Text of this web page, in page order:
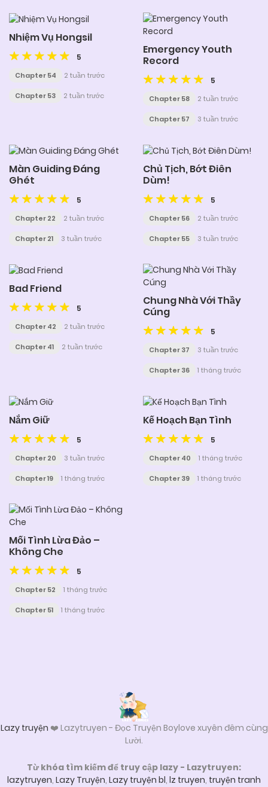
Nhiệm Vụ Hongsil
5
Chapter 54 2 tuần trước
Chapter 53 2 tuần trước
Emergency Youth
Record
5
Chapter 58 2 tuần trước
Chapter 57 3 tuần trước
Màn Guiding Đáng
Ghét
5
Chapter 22 2 tuần trước
Chapter 21 3 tuần trước
Chủ Tịch, Bớt Điên
Dùm!
5
Chapter 56 2 tuần trước
Chapter 55 3 tuần trước
Bad Friend
5
Chapter 42 2 tuần trước
Chapter 41 2 tuần trước
Chung Nhà Với Thầy
Cúng
5
Chapter 37 3 tuần trước
Chapter 36 1 tháng trước
Nắm Giữ
5
Chapter 20 3 tuần trước
Chapter 19 1 tháng trước
Kế Hoạch Bạn Tình
5
Chapter 40 1 tháng trước
Chapter 39 1 tháng trước
Mối Tình Lừa Đảo –
Không Che
5
Chapter 52 1 tháng trước
Chapter 51 1 tháng trước
Lazy truyện ❤️ Lazytruyen - Đọc Truyện Boylove xuyên đêm cùng
Lười.
Từ khóa tìm kiếm để truy cập lazy - Lazytruyen:
lazytruyen, Lazy Truyện, Lazy truyện bl, lz truyen, truyện tranh